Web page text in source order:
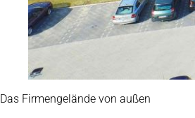
Das Firmengelände von außen